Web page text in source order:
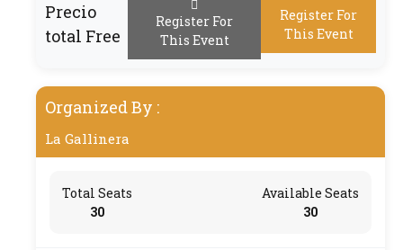
Precio
total Free
Register For
This Event
Register For
This Event
Organized By :
La Gallinera
Total Seats
30
Available Seats
30